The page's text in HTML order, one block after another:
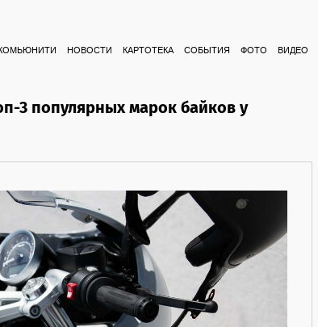
НОВОСТИ КАРТОТЕКА СОБЫТИЯ ФОТО ВИДЕО
3 популярных марок байков у